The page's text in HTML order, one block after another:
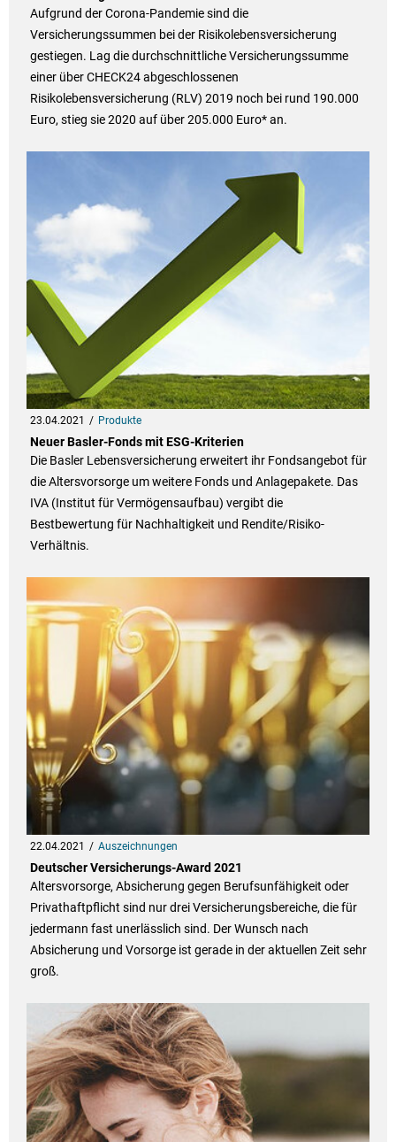
Aufgrund der Corona-Pandemie sind die
Versicherungssummen bei der Risikolebensversicherung
gestiegen. Lag die durchschnittliche Versicherungssumme
einer über CHECK24 abgeschlossenen
Risikolebensversicherung (RLV) 2019 noch bei rund 190.000
Euro, stieg sie 2020 auf über 205.000 Euro* an.
23.04.2021 Produkte
Neuer Basler-Fonds mit ESG-Kriterien
Die Basler Lebensversicherung erweitert ihr Fondsangebot für
die Altersvorsorge um weitere Fonds und Anlagepakete. Das
IVA (Institut für Vermögensaufbau) vergibt die
Bestbewertung für Nachhaltigkeit und Rendite/Risiko-
Verhältnis.
22.04.2021 Auszeichnungen
Deutscher Versicherungs-Award 2021
Altersvorsorge, Absicherung gegen Berufsunfähigkeit oder
Privathaftpflicht sind nur drei Versicherungsbereiche, die für
jedermann fast unerlässlich sind. Der Wunsch nach
Absicherung und Vorsorge ist gerade in der aktuellen Zeit sehr
groß.